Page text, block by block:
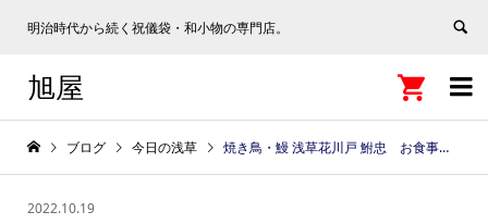
明治時代から続く祝儀袋・和小物の専門店。

旭屋 
ブログ 今日の浅草 焼き鳥・鰻 浅草花川戸 鮒忠 お食事の方、チケット１枚につき 隅田川地ビール（小）をお１人様１杯無料サービス 「平成中村座観劇優待キャンペーン」 http://funachu-saloon.jp/hanakawado/ 台東区花川戸１丁目６−４ 03-3844-4127
2022.10.19